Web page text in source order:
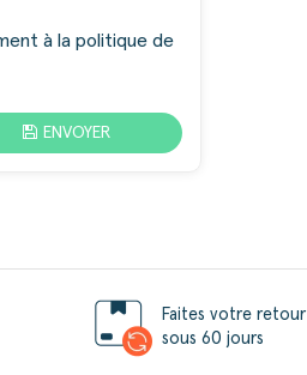
à la politique de
ENVOYER
Faites votre retour
sous 60 jours